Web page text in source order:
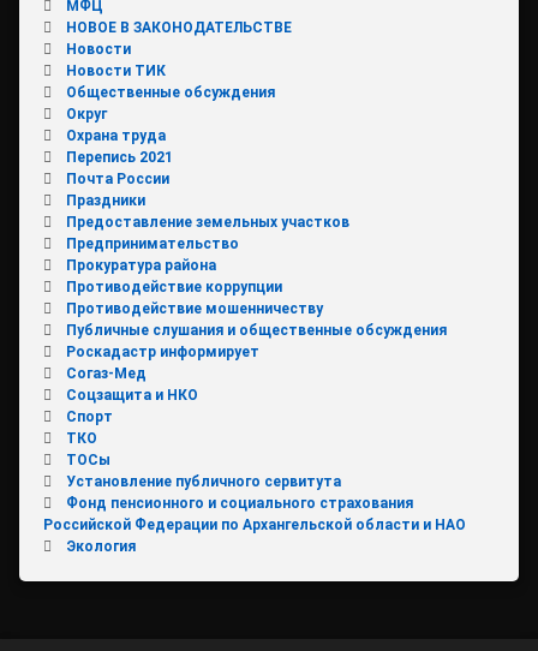
МФЦ
НОВОЕ В ЗАКОНОДАТЕЛЬСТВЕ
Новости
Новости ТИК
Общественные обсуждения
Округ
Охрана труда
Перепись 2021
Почта России
Праздники
Предоставление земельных участков
Предпринимательство
Прокуратура района
Противодействие коррупции
Противодействие мошенничеству
Публичные слушания и общественные обсуждения
Роскадастр информирует
Согаз-Мед
Соцзащита и НКО
Спорт
ТКО
ТОСы
Установление публичного сервитута
Фонд пенсионного и социального страхования
Российской Федерации по Архангельской области и НАО
Экология